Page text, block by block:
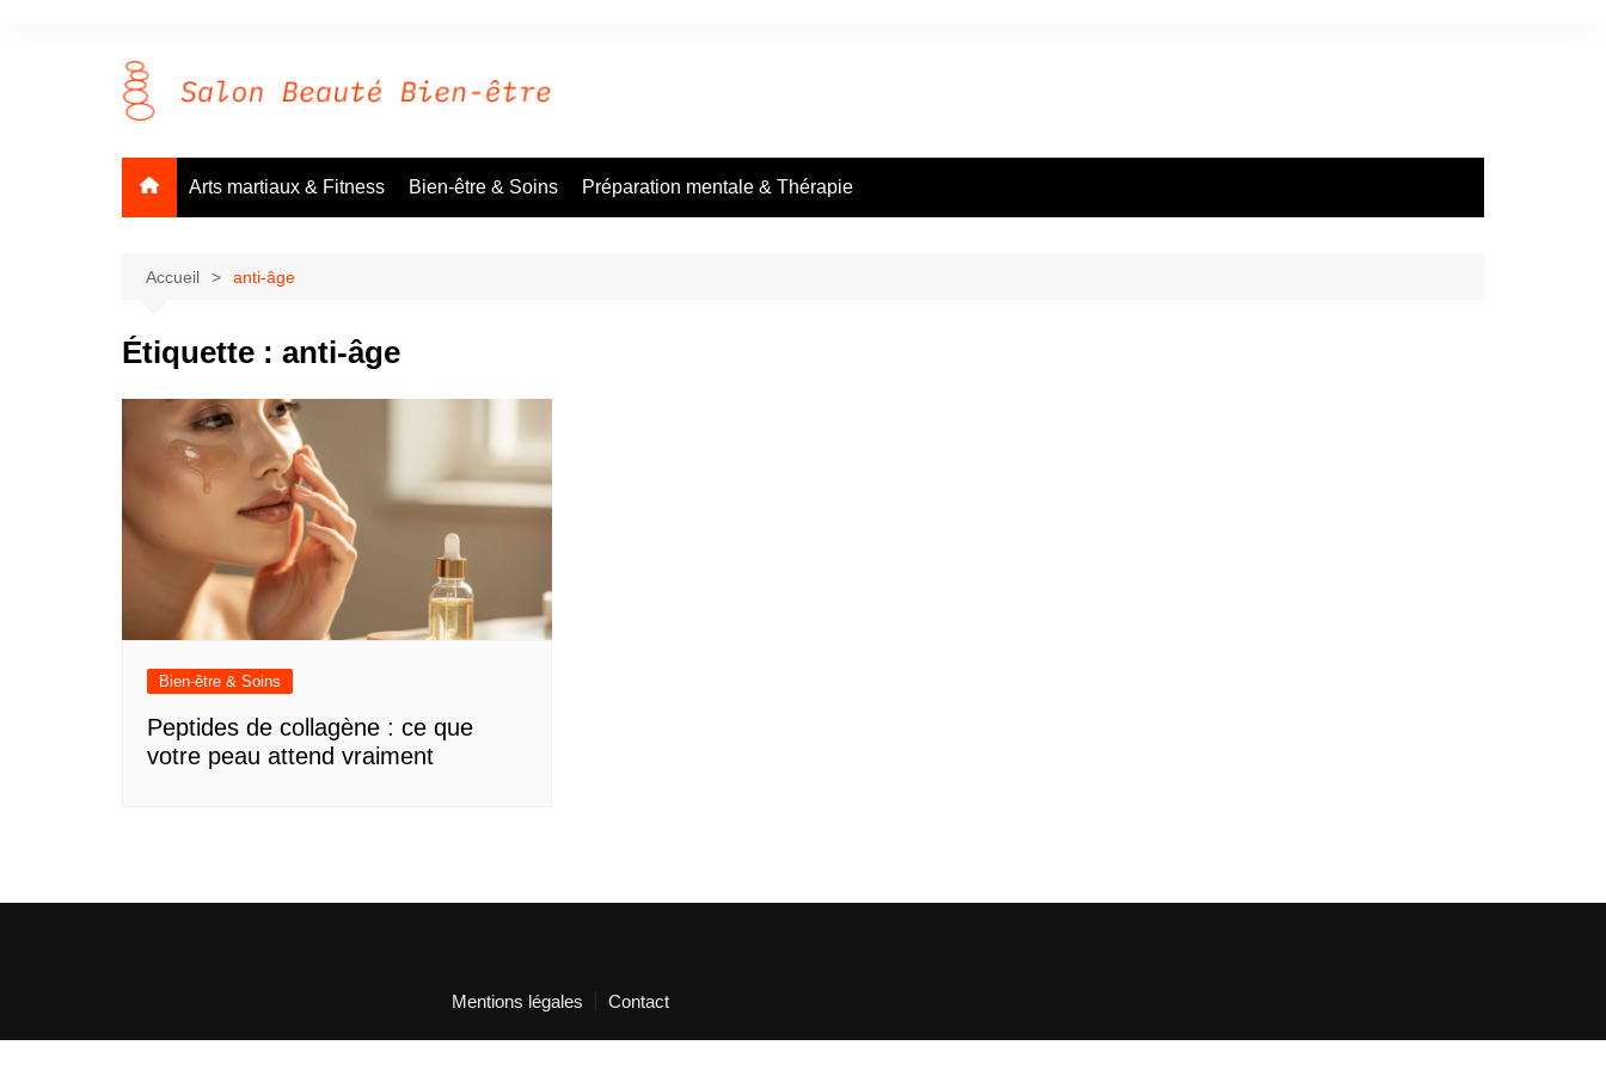
Arts martiaux & Fitness Bien-être & Soins Préparation mentale & Thérapie
Accueil anti-âge
Étiquette : anti-âge
Bien-être & Soins
Peptides de collagène : ce que
votre peau attend vraiment
Mentions légales Contact